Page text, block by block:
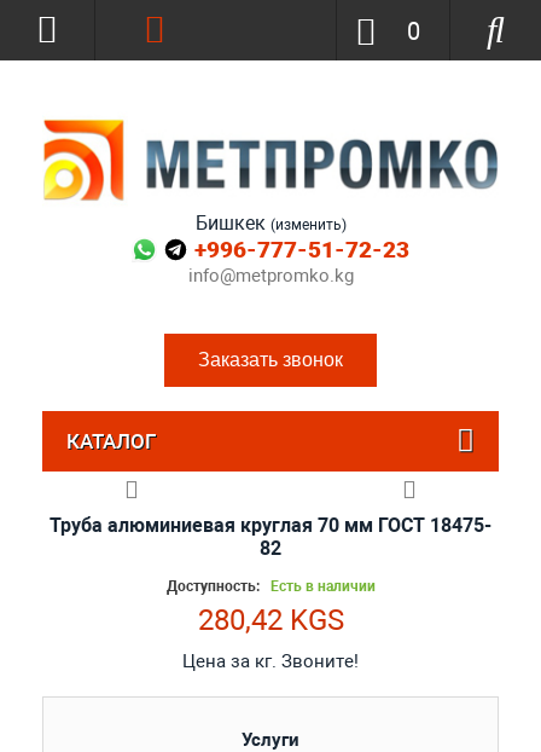
Бишкек (изменить)
+996-777-51-72-23
info@metpromko.kg
Заказать звонок
0
КАТАЛОГ
Труба алюминиевая круглая 70 мм ГОСТ 18475-
82
Доступность: Есть в наличии
280,42 KGS
Цена за кг. Звоните!
Услуги